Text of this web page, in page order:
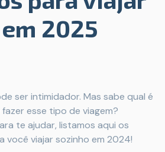
2025
ser intimidador. Mas sabe qual é
esse tipo de viagem?
te ajudar, listamos aqui os
você viajar sozinho em 2024!